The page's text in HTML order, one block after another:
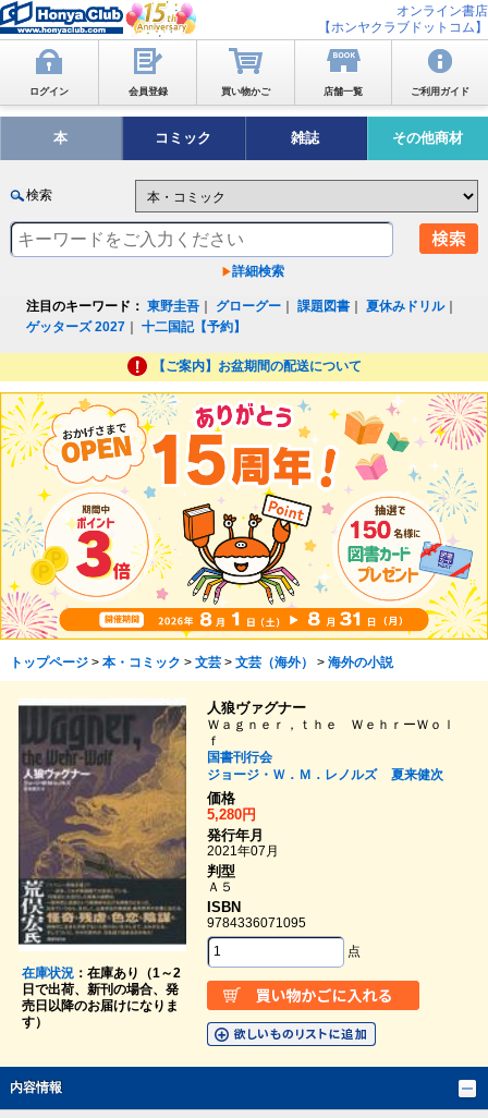
オンライン書店
【ホンヤクラブドットコム】
ログイン 会員登録 買い物かご 店舗一覧 ご利用ガイド
本 コミック 雑誌 その他商材
検索
詳細検索
注目のキーワード： 東野圭吾 グローグー ｜課題図書 ｜夏休みドリル｜
ゲッターズ 2027 ｜十二国記【予約】
【ご案内】お盆期間の配送について
トップページ> 本・コミック > 文芸> 文芸（海外） > 海外の小説
在庫状況：在庫あり（1～2
日で出荷、新刊の場合、発
売日以降のお届けになりま
す）
人狼ヴァグナー
Ｗａｇｎｅｒ，ｔｈｅ ＷｅｈｒーＷｏｌ
ｆ
国書刊行会
ジョージ・Ｗ．Ｍ．レノルズ
夏来健次
価格
5,280円
発行年月
2021年07月
判型
Ａ５
ISBN
9784336071095
点
内容情報